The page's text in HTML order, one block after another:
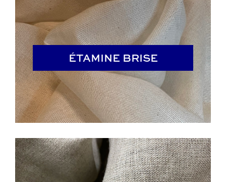
ÉTAMINE BRISE
ÉTAMINE BRISE